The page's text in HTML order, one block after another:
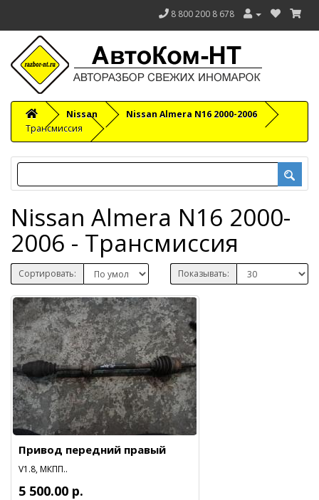
8 800 200 8 678
Nissan
Nissan Almera N16 2000-2006
Трансмиссия
Nissan Almera N16 2000-
2006 - Трансмиссия
Сортировать: Показывать:
Привод передний правый
V1.8, МКПП..
5 500.00 р.